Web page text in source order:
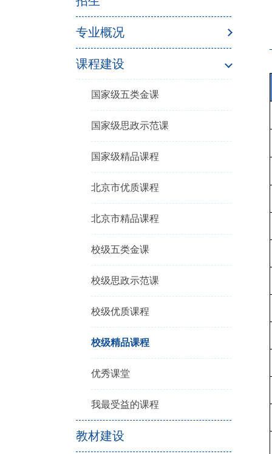
专业概况
课程建设
国家级五类金课
国家级思政示范课
国家级精品课程
北京市优质课程
北京市精品课程
校级五类金课
校级思政示范课
校级优质课程
校级精品课程
优秀课堂
我最受益的课程
教材建设